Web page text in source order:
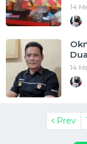
14
14
Prev